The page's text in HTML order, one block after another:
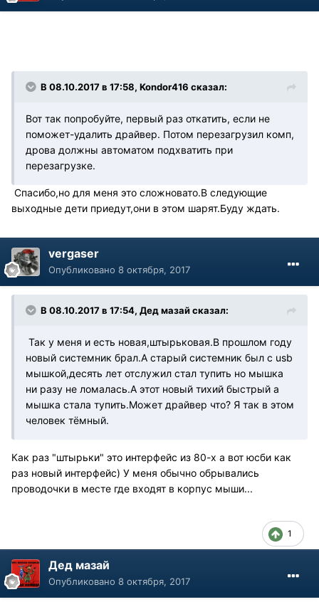
В 08.10.2017 в 17:58, Kondor416 сказал:
Вот так попробуйте, первый раз откатить, если не
поможет-удалить драйвер. Потом перезагрузил комп,
дрова должны автоматом подхватить при
перезагрузке.
Спасибо,но для меня это сложновато.В следующие
выходные дети приедут,они в этом шарят.Буду ждать.
vergaser
Опубликовано 8 октября, 2017
В 08.10.2017 в 17:54, Дед мазай сказал:
Так у меня и есть новая,штырьковая.В прошлом году
новый системник брал.А старый системник был с usb
мышкой,десять лет отслужил стал тупить но мышка
ни разу не ломалась.А этот новый тихий быстрый а
мышка стала тупить.Может драйвер что? Я так в этом
человек тёмный.
Как раз "штырьки" это интерфейс из 80-х а вот юсби как
раз новый интерфейс) У меня обычно обрывались
проводочки в месте где входят в корпус мыши...
1
Дед мазай
Опубликовано 8 октября, 2017